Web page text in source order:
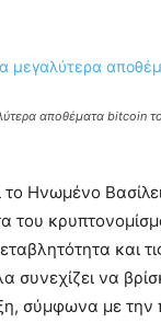
αποθέματα bitcoin
Ηνωμένο
του
και
συνεχίζει να
σύμφωνα με